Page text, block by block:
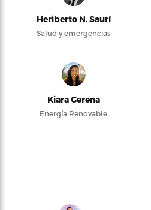
Heriberto N. Saurí
Salud y emergencias
Kiara Gerena
Energía Renovable